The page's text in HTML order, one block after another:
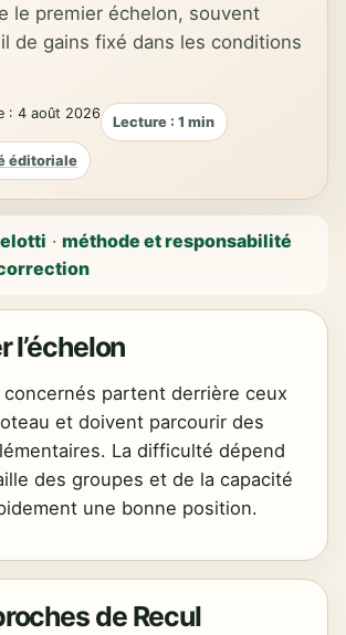
le premier échelon, souvent
de gains fixé dans les conditions
: 4 août 2026 Lecture : 1 min
éditoriale
·méthode et responsabilité
l’échelon
concernés partent derrière ceux
et doivent parcourir des
La difficulté dépend
des groupes et de la capacité
une bonne position.
de Recul